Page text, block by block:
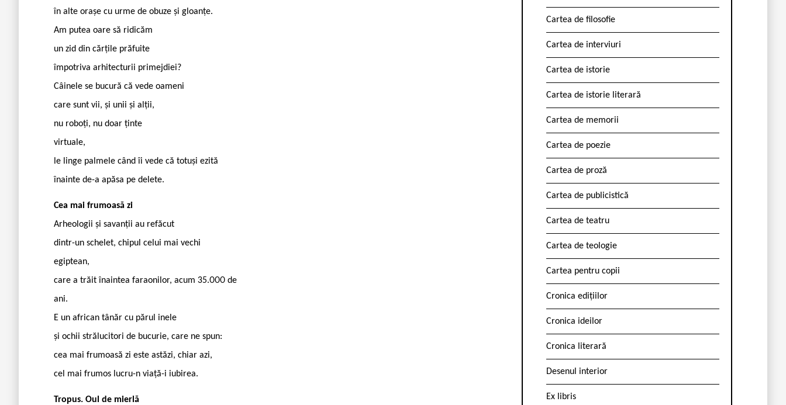
în alte orașe cu urme de obuze și gloanțe.
Am putea oare să ridicăm
un zid din cărțile prăfuite
împotriva arhitecturii primejdiei?
Câinele se bucură că vede oameni
care sunt vii, și unii și alții,
nu roboți, nu doar ținte
virtuale,
le linge palmele când îi vede că totuși ezită
înainte de-a apăsa pe delete.
Cea mai frumoasă zi
Arheologii și savanții au refăcut
dintr-un schelet, chipul celui mai vechi
egiptean,
care a trăit înaintea faraonilor, acum 35.000 de
ani.
E un african tânăr cu părul inele
și ochii strălucitori de bucurie, care ne spun:
cea mai frumoasă zi este astăzi, chiar azi,
cel mai frumos lucru-n viață-i iubirea.
Tropus. Oul de mierlă
Cartea de filosofie
Cartea de interviuri
Cartea de istorie
Cartea de istorie literară
Cartea de memorii
Cartea de poezie
Cartea de proză
Cartea de publicistică
Cartea de teatru
Cartea de teologie
Cartea pentru copii
Cronica edițiilor
Cronica ideilor
Cronica literară
Desenul interior
Ex libris